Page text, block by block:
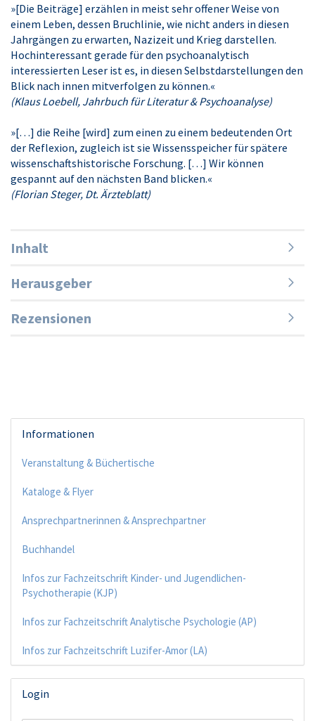
»[Die Beiträge] erzählen in meist sehr offener Weise von
einem Leben, dessen Bruchlinie, wie nicht anders in diesen
Jahrgängen zu erwarten, Nazizeit und Krieg darstellen.
Hochinteressant gerade für den psychoanalytisch
interessierten Leser ist es, in diesen Selbstdarstellungen den
Blick nach innen mitverfolgen zu können.«
(Klaus Loebell, Jahrbuch für Literatur & Psychoanalyse)
»[…] die Reihe [wird] zum einen zu einem bedeutenden Ort
der Reflexion, zugleich ist sie Wissensspeicher für spätere
wissenschaftshistorische Forschung. […] Wir können
gespannt auf den nächsten Band blicken.«
(Florian Steger, Dt. Ärzteblatt)
Inhalt
Herausgeber
Rezensionen
Informationen
Veranstaltung & Büchertische
Kataloge & Flyer
Ansprechpartnerinnen & Ansprechpartner
Buchhandel
Infos zur Fachzeitschrift Kinder- und Jugendlichen-
Psychotherapie (KJP)
Infos zur Fachzeitschrift Analytische Psychologie (AP)
Infos zur Fachzeitschrift Luzifer-Amor (LA)
Login